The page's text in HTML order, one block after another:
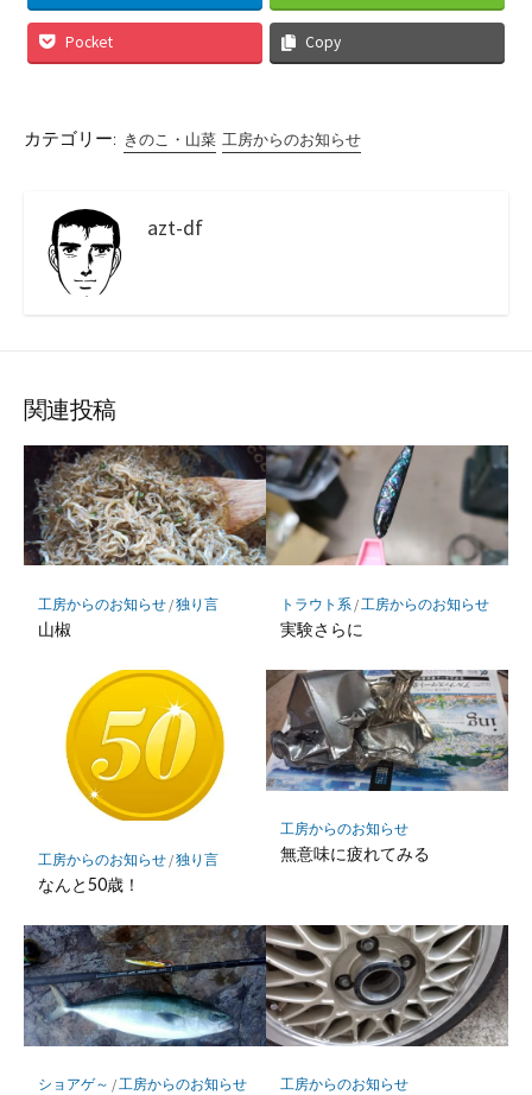
Pocket Copy
カテゴリー: きのこ・山菜 工房からのお知らせ
azt-df
関連投稿
工房からのお知らせ/独り言
山椒
トラウト系 / 工房からのお知らせ
実験さらに
工房からのお知らせ/独り言
なんと50歳！
工房からのお知らせ
無意味に疲れてみる
ショアゲ～ /工房からのお知らせ 工房からのお知らせ